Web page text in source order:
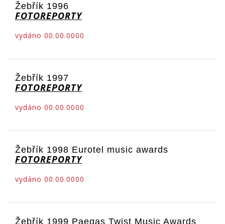
Žebřík 1996
FOTOREPORTY
vydáno 00.00.0000
Žebřík 1997
FOTOREPORTY
vydáno 00.00.0000
Žebřík 1998 Eurotel music awards
FOTOREPORTY
vydáno 00.00.0000
Žebřík 1999 Paegas Twist Music Awards